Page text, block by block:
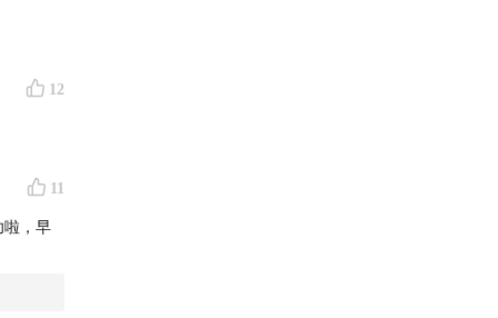
愿意
看详
12
11
啦，早